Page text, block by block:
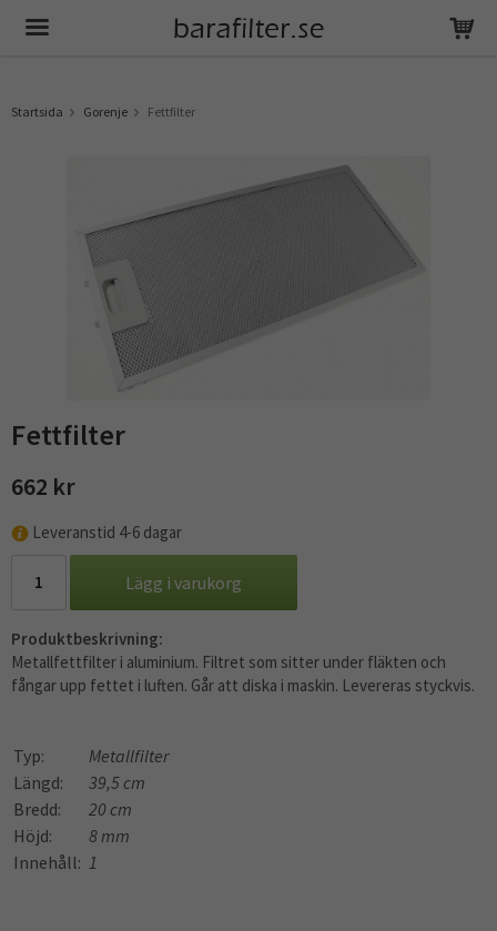
Startsida Gorenje Fettfilter
Fettfilter
662 kr
Leveranstid 4-6 dagar
Lägg i varukorg
Produktbeskrivning:
Metallfettfilter i aluminium. Filtret som sitter under fläkten och
fångar upp fettet i luften. Går att diska i maskin. Levereras styckvis.
Typ:
Metallfilter
Längd:
39,5 cm
Bredd:
20 cm
Höjd:
8 mm
Innehåll: 1